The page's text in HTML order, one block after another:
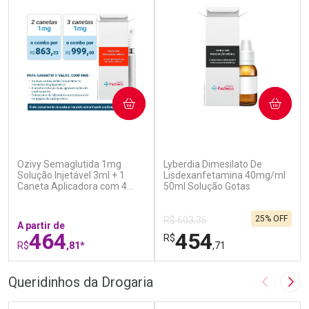
Ozivy Semaglutida 1mg
Solução Injetável 3ml + 1
Caneta Aplicadora com 4
A partir de
R$464,81*
COMPRAR
Lyberdia Dimesilato De
Lisdexanfetamina 40mg/ml
50ml Solução Gotas
R$ 603,36
R$454,71
25% OFF
COMPRAR
Queridinhos da Drogaria Imagem